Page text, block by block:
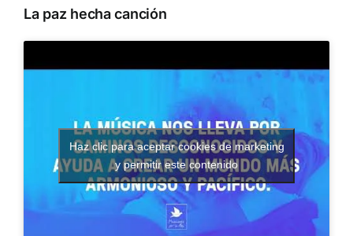
La paz hecha canción
Haz clic para aceptar cookies de marketing
y permitir este contenido